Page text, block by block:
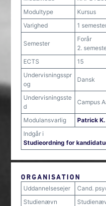
Modultype
Kursus
Varighed
1
Semester
Forår
2.
ECTS
15
Undervisningsspr
og
Dansk
Undervisningsste
d
Campus
Modulansvarlig
Patrick
Indgår i
Studieordning for
ORGANISATION
Uddannelsesejer
Cand.
Studienævn